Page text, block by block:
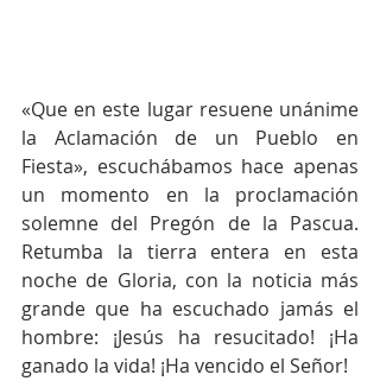
«Que en este lugar resuene unánime
la Aclamación de un Pueblo en
Fiesta», escuchábamos hace apenas
un momento en la proclamación
solemne del Pregón de la Pascua.
Retumba la tierra entera en esta
noche de Gloria, con la noticia más
grande que ha escuchado jamás el
hombre: ¡Jesús ha resucitado! ¡Ha
ganado la vida! ¡Ha vencido el Señor!